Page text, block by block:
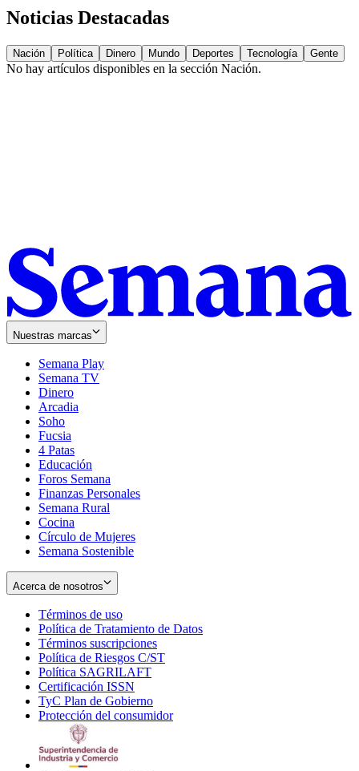
Noticias Destacadas
Nación Política Dinero Mundo Deportes Tecnología Gente
No hay artículos disponibles en la sección Nación.
Nuestras marcas
Semana Play
Semana TV
Dinero
Arcadia
Soho
in
new
window
Fucsia
in
new
window
4 Patas
Educación
Foros Semana
Finanzas Personales
Semana Rural
Cocina
Círculo de Mujeres
Semana Sostenible
Acerca de nosotros
Términos de uso
in
new
window
Política de Tratamiento de Datos
Términos suscripciones
in
Política de Riesgos C/ST
Política SAGRILAFT
new
window
Certificación ISSN
in
new
TyC Plan de Gobierno
in
Protección del consumidorOpens